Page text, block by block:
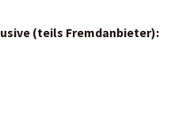
(teils Fremdanbieter):